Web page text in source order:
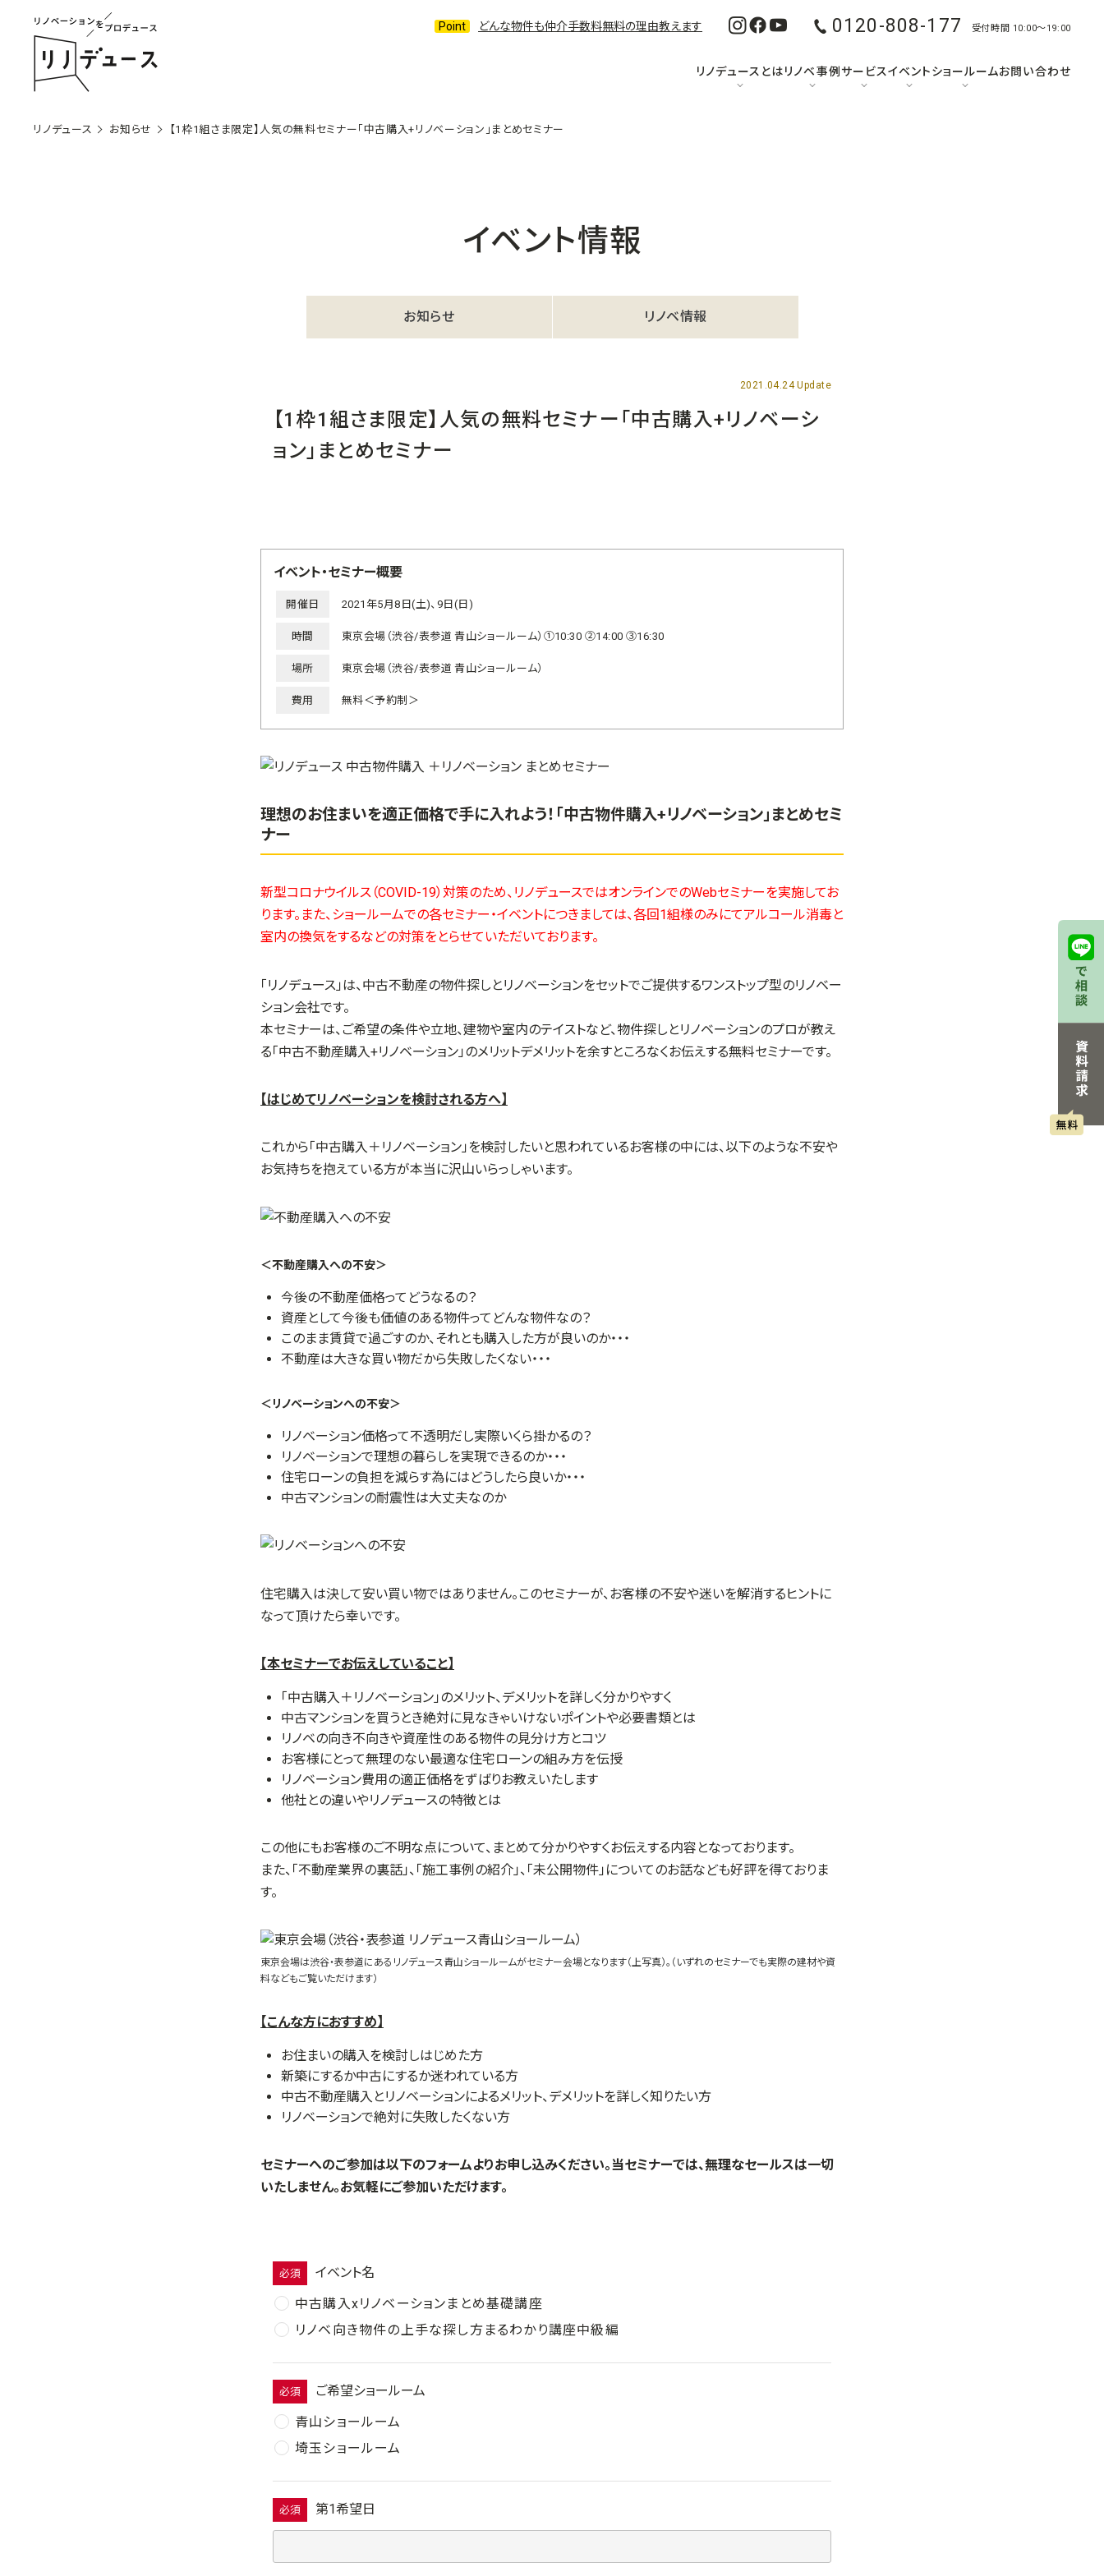
どんな物件も仲介手数料無料の理由教えます 0120-808-177 受付時間 10:00〜19:00
リノデュースとはリノベ事例サービスイベントショールームお問い合わせ
リノデュース お知らせ 【1枠1組さま限定】人気の無料セミナー「中古購入+リノベーション」まとめセミナー
イベント情報
お知らせ リノベ情報
2021.04.24 Update
【1枠1組さま限定】人気の無料セミナー「中古購入+リノベーシ
ョン」まとめセミナー
イベント・セミナー概要
開催日 2021年5月8日(土)、9日(日)
時間 東京会場（渋谷/表参道 青山ショールーム）①10:30 ②14:00 ③16:30
場所 東京会場（渋谷/表参道 青山ショールーム）
費用 無料＜予約制＞
理想のお住まいを適正価格で手に入れよう！「中古物件購入+リノベーション」まとめセミ
ナー
新型コロナウイルス（COVID-19）対策のため、リノデュースではオンラインでのWebセミナーを実施してお
ります。また、ショールームでの各セミナー・イベントにつきましては、各回1組様のみにてアルコール消毒と
室内の換気をするなどの対策をとらせていただいております。
「リノデュース」は、中古不動産の物件探しとリノベーションをセットでご提供するワンストップ型のリノベー
ション会社です。
本セミナーは、ご希望の条件や立地、建物や室内のテイストなど、物件探しとリノベーションのプロが教え
る「中古不動産購入+リノベーション」のメリットデメリットを余すところなくお伝えする無料セミナーです。
【はじめてリノベーションを検討される方へ】
これから「中古購入＋リノベーション」を検討したいと思われているお客様の中には、以下のような不安や
お気持ちを抱えている方が本当に沢山いらっしゃいます。
＜不動産購入への不安＞
今後の不動産価格ってどうなるの？
資産として今後も価値のある物件ってどんな物件なの？
このまま賃貸で過ごすのか、それとも購入した方が良いのか・・・
不動産は大きな買い物だから失敗したくない・・・
＜リノベーションへの不安＞
リノベーション価格って不透明だし実際いくら掛かるの？
リノベーションで理想の暮らしを実現できるのか・・・
住宅ローンの負担を減らす為にはどうしたら良いか・・・
中古マンションの耐震性は大丈夫なのか
住宅購入は決して安い買い物ではありません。このセミナーが、お客様の不安や迷いを解消するヒントに
なって頂けたら幸いです。
【本セミナーでお伝えしていること】
「中古購入＋リノベーション」のメリット、デメリットを詳しく分かりやすく
中古マンションを買うとき絶対に見なきゃいけないポイントや必要書類とは
リノベの向き不向きや資産性のある物件の見分け方とコツ
お客様にとって無理のない最適な住宅ローンの組み方を伝授
リノベーション費用の適正価格をずばりお教えいたします
他社との違いやリノデュースの特徴とは
この他にもお客様のご不明な点について、まとめて分かりやすくお伝えする内容となっております。
また、「不動産業界の裏話」、「施工事例の紹介」、「未公開物件」についてのお話なども好評を得ておりま
す。
東京会場は渋谷・表参道にあるリノデュース青山ショールームがセミナー会場となります（上写真）。（いずれのセミナーでも実際の建材や資
料などもご覧いただけます）
【こんな方におすすめ】
お住まいの購入を検討しはじめた方
新築にするか中古にするか迷われている方
中古不動産購入とリノベーションによるメリット、デメリットを詳しく知りたい方
リノベーションで絶対に失敗したくない方
セミナーへのご参加は以下のフォームよりお申し込みください。当セミナーでは、無理なセールスは一切
いたしません。お気軽にご参加いただけます。
必須
イベント名
中古購入xリノベーションまとめ基礎講座
リノベ向き物件の上手な探し方まるわかり講座中級編
必須
ご希望ショールーム
青山ショールーム
埼玉ショールーム
必須 第1希望日